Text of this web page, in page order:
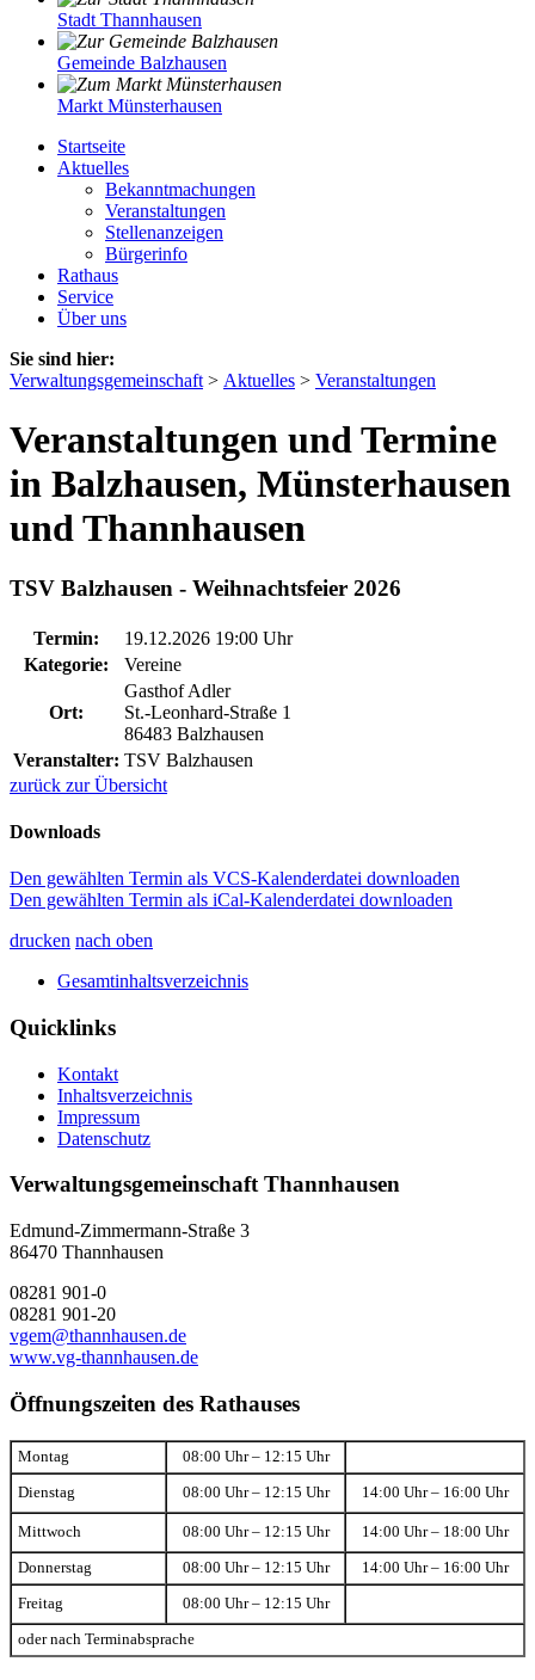
Stadt Thannhausen
Gemeinde Balzhausen
Markt Münsterhausen
Startseite
Aktuelles
Bekanntmachungen
Veranstaltungen
Stellenanzeigen
Bürgerinfo
Rathaus
Service
Über uns
Sie sind hier:
Verwaltungsgemeinschaft > Aktuelles > Veranstaltungen
Veranstaltungen und Termine
in Balzhausen, Münsterhausen
und Thannhausen
TSV Balzhausen - Weihnachtsfeier 2026
Termin:
19.12.2026 19:00 Uhr
Kategorie:
Vereine
Ort:
Gasthof Adler
St.-Leonhard-Straße 1
86483 Balzhausen
Veranstalter: TSV Balzhausen
zurück zur Übersicht
Downloads
Den gewählten Termin als VCS-Kalenderdatei downloaden
Den gewählten Termin als iCal-Kalenderdatei downloaden
drucken nach oben
Gesamtinhaltsverzeichnis
Quicklinks
Kontakt
Inhaltsverzeichnis
Impressum
Datenschutz
Verwaltungsgemeinschaft Thannhausen
Edmund-Zimmermann-Straße 3
86470 Thannhausen
08281 901-0
08281 901-20
vgem@thannhausen.de
www.vg-thannhausen.de
Öffnungszeiten des Rathauses
Montag 08:00 Uhr – 12:15 Uhr
Dienstag 08:00 Uhr – 12:15 Uhr 14:00 Uhr – 16:00 Uhr
Mittwoch 08:00 Uhr – 12:15 Uhr 14:00 Uhr – 18:00 Uhr
Donnerstag 08:00 Uhr – 12:15 Uhr 14:00 Uhr – 16:00 Uhr
Freitag 08:00 Uhr – 12:15 Uhr
oder nach Terminabsprache